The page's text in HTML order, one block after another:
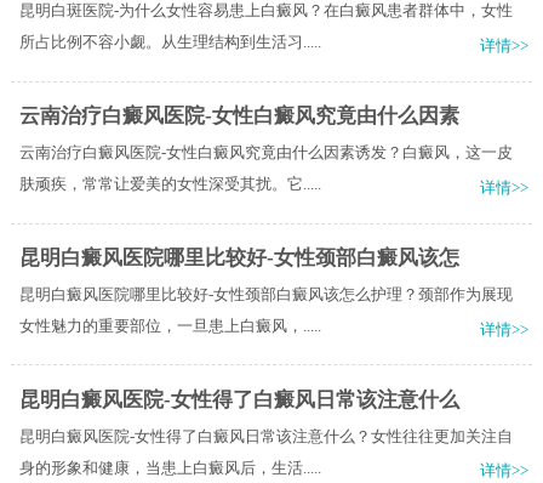
昆明白斑医院-为什么女性容易患上白癜风？在白癜风患者群体中，女性
所占比例不容小觑。从生理结构到生活习.....
详情>>
云南治疗白癜风医院-女性白癜风究竟由什么因素
云南治疗白癜风医院-女性白癜风究竟由什么因素诱发？白癜风，这一皮
肤顽疾，常常让爱美的女性深受其扰。它.....
详情>>
昆明白癜风医院哪里比较好-女性颈部白癜风该怎
昆明白癜风医院哪里比较好-女性颈部白癜风该怎么护理？颈部作为展现
女性魅力的重要部位，一旦患上白癜风，.....
详情>>
昆明白癜风医院-女性得了白癜风日常该注意什么
昆明白癜风医院-女性得了白癜风日常该注意什么？女性往往更加关注自
身的形象和健康，当患上白癜风后，生活.....
详情>>